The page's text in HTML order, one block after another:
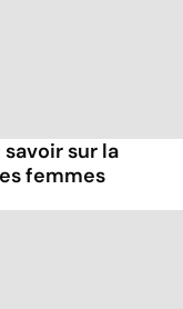
sur la
femmes